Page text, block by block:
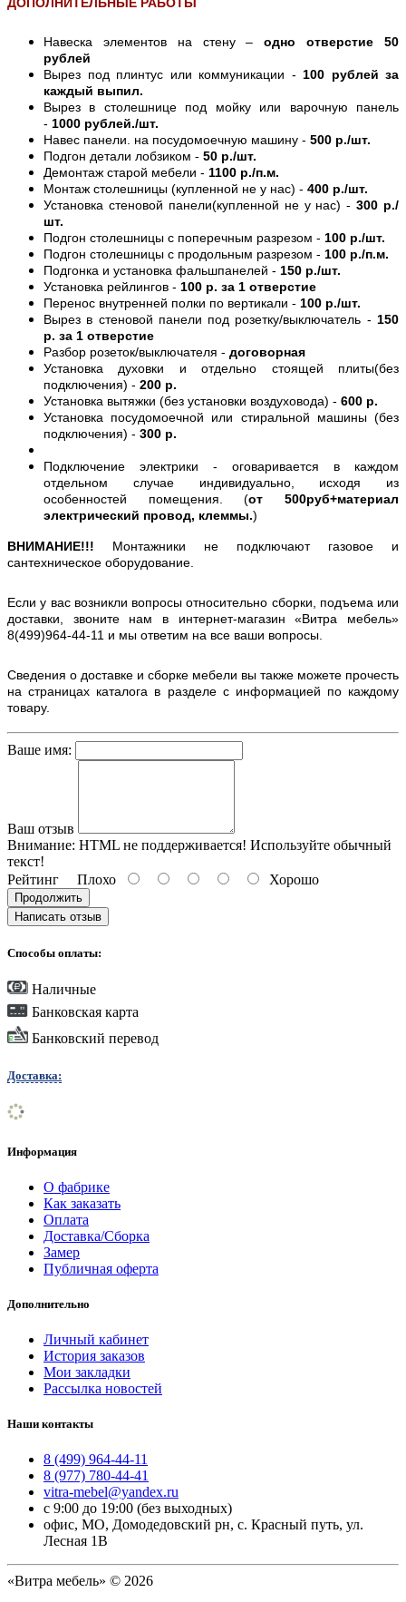
Навеска элементов на стену –одно отверстие 50
рублей
Вырез под плинтус или коммуникации - 100 рублей за
каждый выпил.
Вырез в столешнице под мойку или варочную панель
- 1000 рублей./шт.
Навес панели. на посудомоечную машину - 500 р./шт.
Подгон детали лобзиком - 50 р./шт.
Демонтаж старой мебели - 1100 р./п.м.
Монтаж столешницы (купленной не у нас) - 400 р./шт.
Установка стеновой панели(купленной не у нас) -300 р./
шт.
Подгон столешницы с поперечным разрезом - 100 р./шт.
Подгон столешницы с продольным разрезом - 100 р./п.м.
Подгонка и установка фальшпанелей - 150 р./шт.
Установка рейлингов - 100 р. за 1 отверстие
Перенос внутренней полки по вертикали - 100 р./шт.
Вырез в стеновой панели под розетку/выключатель - 150
р. за 1 отверстие
Разбор розеток/выключателя - договорная
Установка духовки и отдельно стоящей плиты(без
подключения) - 200 р.
Установка вытяжки (без установки воздуховода) - 600 р.
Установка посудомоечной или стиральной машины (без
подключения) - 300 р.
Подключение электрики - оговаривается в каждом
отдельном случае индивидуально, исходя из
особенностей помещения. (от 500руб+материал
электрический провод, клеммы.)
ВНИМАНИЕ!!! Монтажники не подключают газовое и
сантехническое оборудование.
Если у вас возникли вопросы относительно сборки, подъема или
доставки, звоните нам в интернет-магазин «Витра мебель»
8(499)964-44-11 и мы ответим на все ваши вопросы.
Сведения о доставке и сборке мебели вы также можете прочесть
на страницах каталога в разделе с информацией по каждому
товару.
Ваше имя:
Ваш отзыв
Внимание: HTML не поддерживается! Используйте обычный
текст!
Рейтинг Плохо Хорошо
Продолжить
Написать отзыв
Способы оплаты:
Наличные
Банковская карта
Банковский перевод
Доставка:
Информация
О фабрике
Как заказать
Оплата
Доставка/Сборка
Замер
Публичная оферта
Дополнительно
Личный кабинет
История заказов
Мои закладки
Рассылка новостей
Наши контакты
8 (499) 964-44-11
8 (977) 780-44-41
vitra-mebel@yandex.ru
с 9:00 до 19:00 (без выходных)
офис, МО, Домодедовский рн, с. Красный путь, ул.
Лесная 1В
«Витра мебель» © 2026